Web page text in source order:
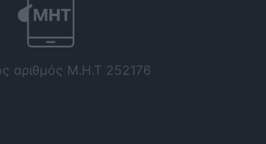
αριθμός Μ.Η.Τ 252176